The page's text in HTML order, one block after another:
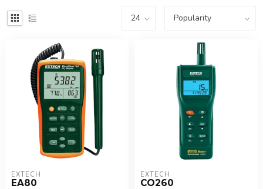
EXTECH
EA80
EXTECH
CO260